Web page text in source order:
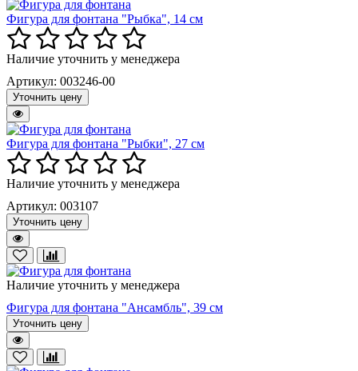
Фигура для фонтана "Рыбка", 14 см
Наличие уточнить у менеджера
Артикул: 003246-00
Уточнить цену
Фигура для фонтана "Рыбки", 27 см
Наличие уточнить у менеджера
Артикул: 003107
Уточнить цену
Наличие уточнить у менеджера
Фигура для фонтана "Ансамбль", 39 см
Уточнить цену